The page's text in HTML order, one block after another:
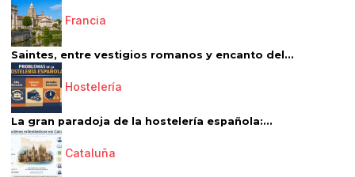
Francia
Saintes, entre vestigios romanos y encanto del...
Hostelería
La gran paradoja de la hostelería española:...
Cataluña